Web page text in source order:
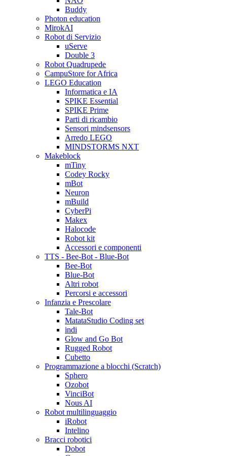
Buddy
Photon education
MirokAI
Robot di Servizio
uServe
Double 3
Robot Quadrupede
CampuStore for Africa
LEGO Education
Informatica e IA
SPIKE Essential
SPIKE Prime
Parti di ricambio
Sensori mindsensors
Arredo LEGO
MINDSTORMS NXT
Makeblock
mTiny
Codey Rocky
mBot
Neuron
mBuild
CyberPi
Makex
Halocode
Robot kit
Accessori e componenti
TTS - Bee-Bot - Blue-Bot
Bee-Bot
Blue-Bot
Altri robot
Percorsi e accessori
Infanzia e Prescolare
Tale-Bot
MatataStudio Coding set
indi
Glow and Go Bot
Rugged Robot
Cubetto
Programmazione a blocchi (Scratch)
Sphero
Ozobot
VinciBot
Nous AI
Robot multilinguaggio
iRobot
Intelino
Bracci robotici
Dobot